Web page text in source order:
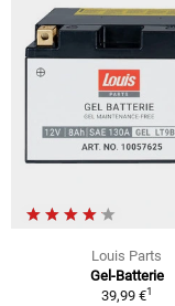
Louis Parts
Gel-Batterie
39,99 €1